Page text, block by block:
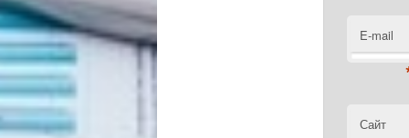
E-mail
Сайт